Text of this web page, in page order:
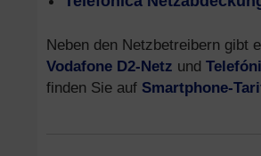
Neben den Netzbetreibern gibt
Vodafone D2-Netz und
finden Sie auf Smartphone-